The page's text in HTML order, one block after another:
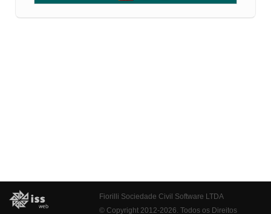
Fiorilli Sociedade Civil Software LTDA
© Copyright 2012-2026. Todos os Direitos